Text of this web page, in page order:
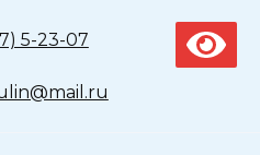
5-23-07